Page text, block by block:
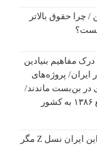
چرا حقوق بالاتر
مفاهیم بنیادین
ایران/ پروژه‌های
بن‌بست ماندند/
انحراف از طرح جامع ۱۳۸۶ به کشور
سیلیکن ولیِ تهران؛ این ایران نسل Z مگر